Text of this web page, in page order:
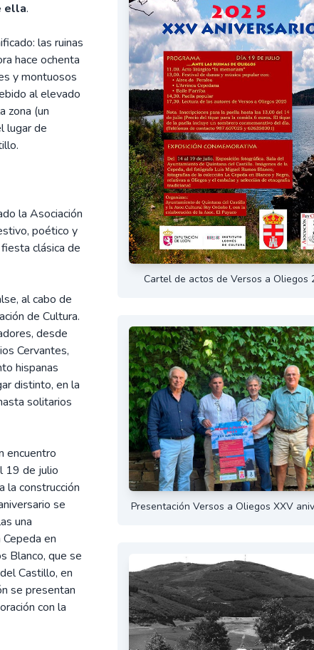
ella.
las ruinas
hace ochenta
y montuosos
al elevado
zona (un
lugar de
la Asociación
poético y
clásica de
al cabo de
de Cultura.
desde
Cervantes,
hispanas
distinto, en la
solitarios
encuentro
19 de julio
la construcción
se
una
en
Blanco, que se
Castillo, en
se presentan
con la
Cartel de actos de Versos a Oliegos
Presentación Versos a Oliegos XXV